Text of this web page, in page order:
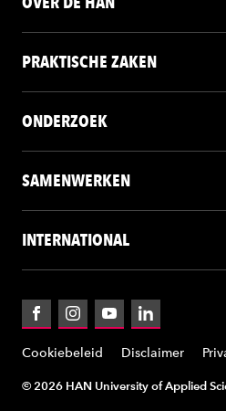
PRAKTISCHE ZAKEN
ONDERZOEK
SAMENWERKEN
INTERNATIONAL
FacebookInstagramYouTubeLinkedIn
Cookiebeleid Disclaimer
© 2026 HAN University of Applied